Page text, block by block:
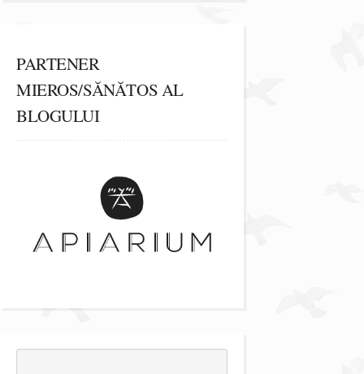
PARTENER
MIEROS/SĂNĂTOS AL
BLOGULUI